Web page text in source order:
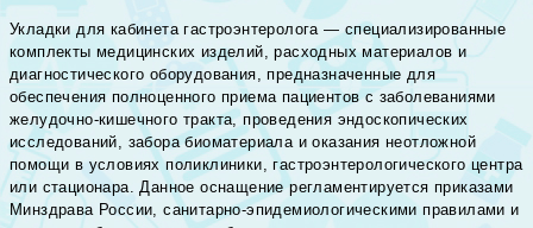
Укладки для кабинета гастроэнтеролога — специализированные
комплекты медицинских изделий, расходных материалов и
диагностического оборудования, предназначенные для
обеспечения полноценного приема пациентов с заболеваниями
желудочно-кишечного тракта, проведения эндоскопических
исследований, забора биоматериала и оказания неотложной
помощи в условиях поликлиники, гастроэнтерологического центра
или стационара. Данное оснащение регламентируется приказами
Минздрава России, санитарно-эпидемиологическими правилами и